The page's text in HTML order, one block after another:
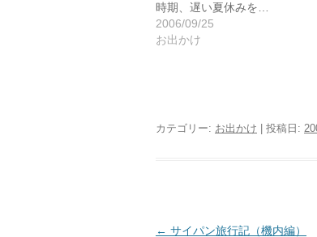
時期、遅い夏休みを…
2006/09/25
お出かけ
カテゴリー: お出かけ | 投稿日:
投
← サイパン旅行記（機内編）